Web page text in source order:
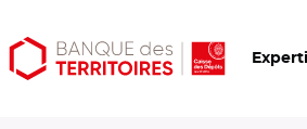
Aller
au
Aller
au
Ouvrir
les